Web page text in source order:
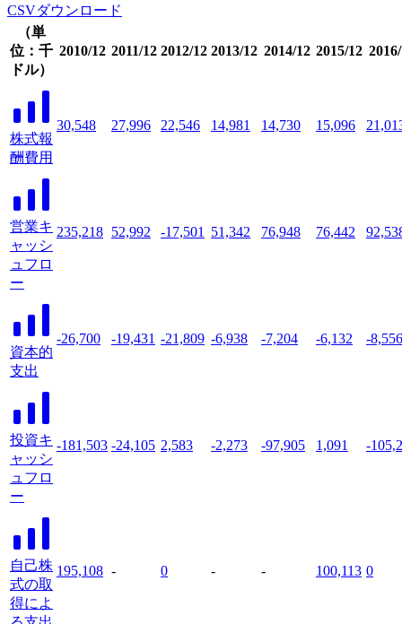
CSVダウンロード
（単
位：千
ドル）
2010/12 2011/12 2012/12 2013/12 2014/12 2015/12
株式報
酬費用
30,548 27,996 22,546 14,981 14,730 15,096
営業キ
ャッシ
ュフロ
ー
235,218 52,992 -17,501 51,342 76,948 76,442
資本的
支出
-26,700 -19,431 -21,809 -6,938 -7,204 -6,132 -8,556
投資キ
ャッシ
ュフロ
ー
-181,503 -24,105 2,583 -2,273 -97,905 1,091 -
自己株
式の取
得によ
195,108 - 0 - - 100,113 0